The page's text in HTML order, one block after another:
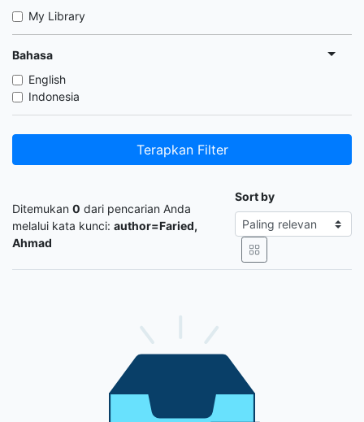
My Library
Bahasa
English
Indonesia
Terapkan Filter
Ditemukan 0 dari pencarian Anda
melalui kata kunci: author=Faried,
Ahmad
Sort by